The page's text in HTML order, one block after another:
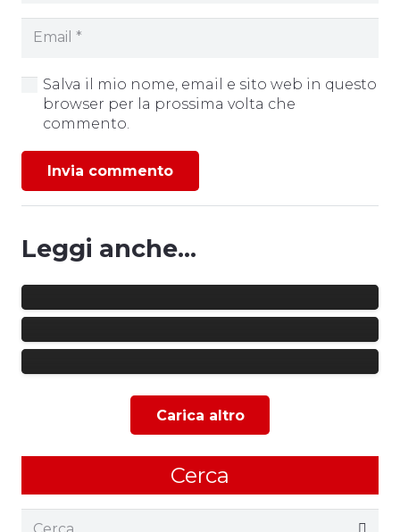
Salva il mio nome, email e sito web in questo
browser per la prossima volta che
commento.
Invia commento
Leggi anche...
ALLENAMENTI CONGIUNTI |
L’U.S. ANGRI 1927 RINGRAZIA I
GESTORI DELLO STADIO NOVI E
AUSPICA UN PERCORSO DI
CARLOS BIASON E’ UN NUOVO
CALCIATORE DELL’U.S. ANGRI
1927
GRICIGNANO-US ANGRI 1927 0-1 |
GLI HIGHLIGHTS
Carica altro
Cerca
Ricerca